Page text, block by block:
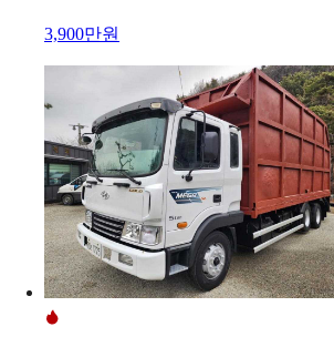
3,900만원